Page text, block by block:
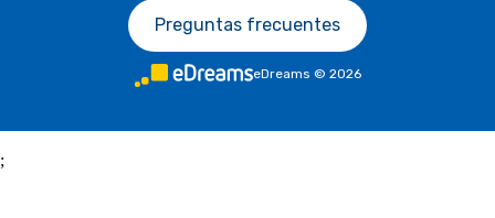
Preguntas frecuentes
eDreams © 2026
;